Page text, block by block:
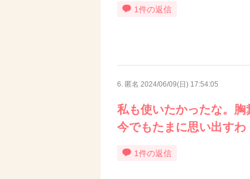
1件の返信
6. 匿名 2024/06/09(日) 17:54:05
私も使いたかったな。
今でもたまに思い出すわ
1件の返信